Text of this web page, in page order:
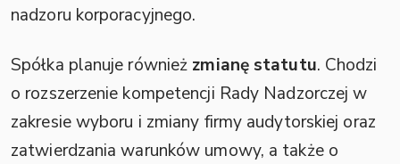
nadzoru korporacyjnego.
Spółka planuje również zmianę statutu. Chodzi
o rozszerzenie kompetencji Rady Nadzorczej w
zakresie wyboru i zmiany firmy audytorskiej oraz
zatwierdzania warunków umowy, a także o